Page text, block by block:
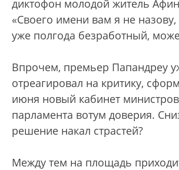
диктофон молодой житель
«Своего имени вам я не назову,
уже полгода безработный,
Впрочем, премьер Папандреу
отреагировал на критику,
июня новый кабинет
парламента вотум доверия.
решение накал страстей?
Между тем на площадь